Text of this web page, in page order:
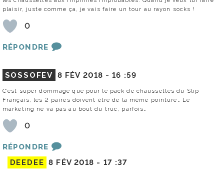
plaisir, juste comme ça, je vais faire un tour au rayon socks !
0
RÉPONDRE
SOSSOFEV 8 FÉV 2018 -16 :59
C’est super dommage que pour le pack de chaussettes du Slip
Français, les 2 paires doivent être de la même pointure… Le
marketing ne va pas au bout du truc, parfois…
0
RÉPONDRE
DEEDEE 8 FÉV 2018 - 17 :37